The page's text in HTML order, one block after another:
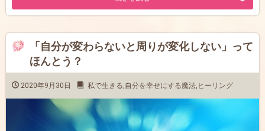
「自分が変わらないと周りが変化しない」って
ほんとう？
2020年9月30日 私で生きる 自分を幸せにする魔法 ヒーリング